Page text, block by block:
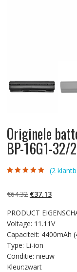
Originele
BP-16G1-32/
klantbeoordelinge
(2
€64.32 Oorspronkelijke
was:
€64.32.
€37.13Huidige
is:
€37.13.
PRODUCT
Voltage: 11.11V
Capaciteit: 4400mAh
Type: Li-ion
Conditie: nieuw
Kleur:zwart